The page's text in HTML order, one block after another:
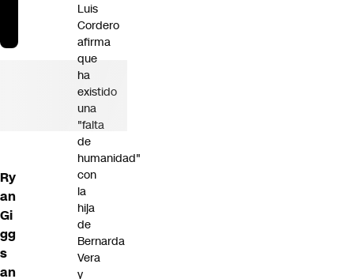
Ry
an
Gi
gg
s
an
Luis
Cordero
afirma
que
ha
existido
una
"falta
de
humanidad"
con
la
hija
de
Bernarda
Vera
y